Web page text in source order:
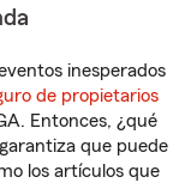
inesperados
de propietarios
Entonces, ¿qué
que puede
los artículos que